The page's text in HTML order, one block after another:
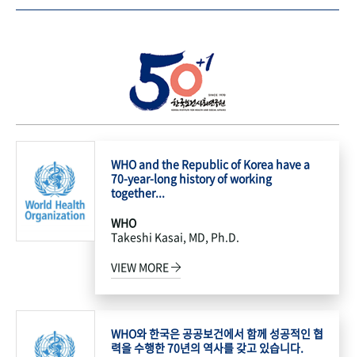
WHO and the Republic of Korea have a
70-year-long history of working
together...
WHO
Takeshi Kasai, MD, Ph.D.
VIEW MORE
WHO와 한국은 공공보건에서 함께 성공적인 협
력을 수행한 70년의 역사를 갖고 있습니다.